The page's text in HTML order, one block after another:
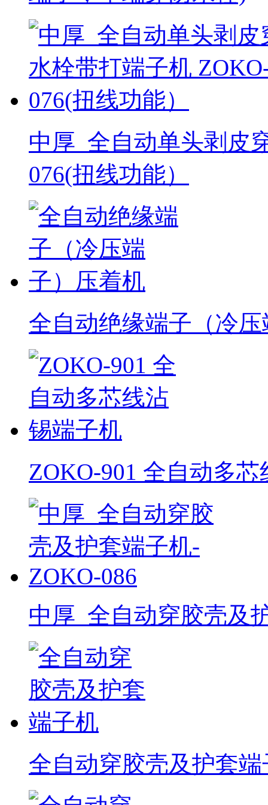
中厚_全自动单头剥皮
076(扭线功能）
全自动绝缘端子（冷
ZOKO-901 全自动多
中厚_全自动穿胶壳及
全自动穿胶壳及护套端